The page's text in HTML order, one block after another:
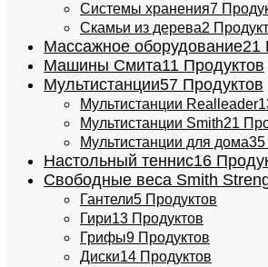
Системы хранения7
Скамьи из дерева2
Массажное оборудование21
Машины Смита11 Продуктов
Мультистанции57 Продуктов
Мультистанции Realleader
Мультистанции Smith21
Мультистанции для дома35
Настольный теннис16
Свободные веса Smith
Гантели5 Продуктов
Гири13 Продуктов
Грифы9 Продуктов
Диски14 Продуктов